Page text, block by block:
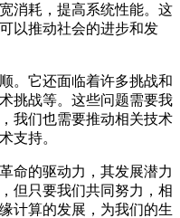
消耗，提高系统性能。这
以推动社会的进步和发
。它还面临着许多挑战和
挑战等。这些问题需要我
我们也需要推动相关技术
支持。
命的驱动力，其发展潜力
但只要我们共同努力，相
计算的发展，为我们的生